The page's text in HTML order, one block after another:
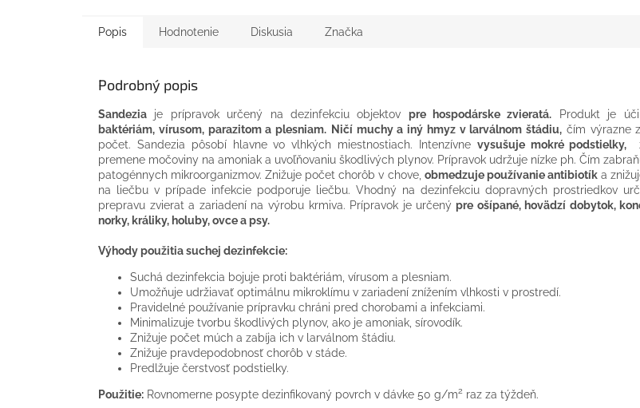
Popis Hodnotenie Diskusia Značka
Podrobný popis
Sandezia je prípravok určený na dezinfekciu objektov pre hospodárske zvieratá. Produkt je
baktériám, vírusom, parazitom a plesniam. Ničí muchy a iný hmyz v larválnom štádiu, čím výrazne
počet. Sandezia pôsobí hlavne vo vlhkých miestnostiach. Intenzívne vysušuje mokré podstielky,
premene močoviny na amoniak a uvoľňovaniu škodlivých plynov. Prípravok udržuje nízke ph. Čím
patogénnych mikroorganizmov. Znižuje počet chorôb v chove, obmedzuje používanie antibiotíka
na liečbu v prípade infekcie podporuje liečbu. Vhodný na dezinfekciu dopravných prostriedkov
prepravu zvierat a zariadení na výrobu krmiva. Prípravok je určený pre ošípané, hovädzí dobytok,
norky, králiky, holuby, ovce a psy.
Výhody použitia suchej dezinfekcie:
Suchá dezinfekcia bojuje proti baktériám, vírusom a plesniam.
Umožňuje udržiavať optimálnu mikroklímu v zariadení znížením vlhkosti v prostredí.
Pravidelné používanie prípravku chráni pred chorobami a infekciami.
Minimalizuje tvorbu škodlivých plynov, ako je amoniak, sírovodík.
Znižuje počet múch a zabíja ich v larválnom štádiu.
Znižuje pravdepodobnosť chorôb v stáde.
Predlžuje čerstvosť podstielky.
Použitie: Rovnomerne posypte dezinfikovaný povrch v dávke 50 g/m2 raz za týždeň.